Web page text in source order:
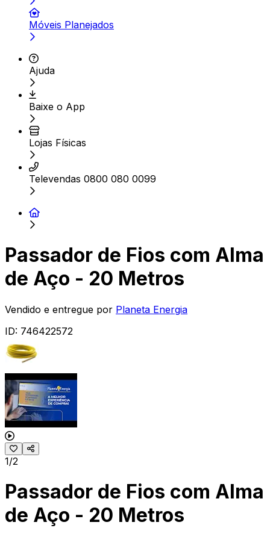
Móveis Planejados
Ajuda
Baixe o App
Lojas Físicas
Televendas 0800 080 0099
Passador de Fios com Alma
de Aço - 20 Metros
Vendido e entregue por Planeta Energia
ID: 746422572
1/2
Passador de Fios com Alma
de Aço - 20 Metros